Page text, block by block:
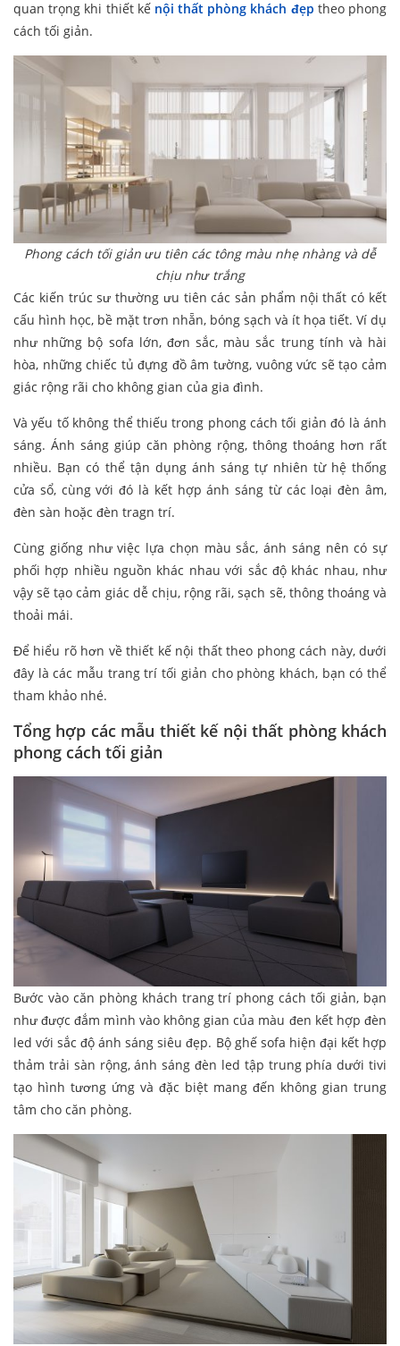
quan trọng khi thiết kế nội thất phòng khách đẹp theo phong
cách tối giản.
Phong cách tối giản ưu tiên các tông màu nhẹ nhàng và dễ
chịu như trắng
Các kiến trúc sư thường ưu tiên các sản phẩm nội thất có kết
cấu hình học, bề mặt trơn nhẵn, bóng sạch và ít họa tiết. Ví dụ
như những bộ sofa lớn, đơn sắc, màu sắc trung tính và hài
hòa, những chiếc tủ đựng đồ âm tường, vuông vức sẽ tạo cảm
giác rộng rãi cho không gian của gia đình.
Và yếu tố không thể thiếu trong phong cách tối giản đó là ánh
sáng. Ánh sáng giúp căn phòng rộng, thông thoáng hơn rất
nhiều. Bạn có thể tận dụng ánh sáng tự nhiên từ hệ thống
cửa sổ, cùng với đó là kết hợp ánh sáng từ các loại đèn âm,
đèn sàn hoặc đèn tragn trí.
Cùng giống như việc lựa chọn màu sắc, ánh sáng nên có sự
phối hợp nhiều nguồn khác nhau với sắc độ khác nhau, như
vậy sẽ tạo cảm giác dễ chịu, rộng rãi, sạch sẽ, thông thoáng và
thoải mái.
Để hiểu rõ hơn về thiết kế nội thất theo phong cách này, dưới
đây là các mẫu trang trí tối giản cho phòng khách, bạn có thể
tham khảo nhé.
Tổng hợp các mẫu thiết kế nội thất phòng khách
phong cách tối giản
Bước vào căn phòng khách trang trí phong cách tối giản, bạn
như được đắm mình vào không gian của màu đen kết hợp đèn
led với sắc độ ánh sáng siêu đẹp. Bộ ghế sofa hiện đại kết hợp
thảm trải sàn rộng, ánh sáng đèn led tập trung phía dưới tivi
tạo hình tương ứng và đặc biệt mang đến không gian trung
tâm cho căn phòng.